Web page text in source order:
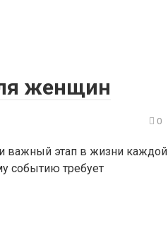
женщин
0
важный этап в жизни каждой
событию требует